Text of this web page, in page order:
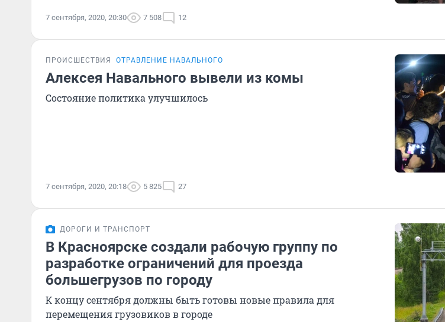
7 сентября, 2020, 20:30 7 508 12
ПРОИСШЕСТВИЯ ОТРАВЛЕНИЕ НАВАЛЬНОГО
Алексея Навального вывели из комы
Состояние политика улучшилось
7 сентября, 2020, 20:18 5 825 27
ДОРОГИ И ТРАНСПОРТ
В Красноярске создали рабочую группу по
разработке ограничений для проезда
большегрузов по городу
К концу сентября должны быть готовы новые правила для
перемещения грузовиков в городе